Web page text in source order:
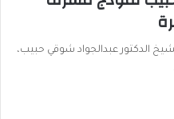
الدكتور عبدالجواد شوقي حبيب،